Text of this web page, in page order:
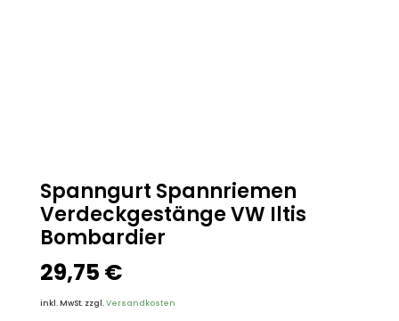
Spanngurt Spannriemen
Verdeckgestänge VW Iltis
Bombardier
29,75 €
inkl. MwSt. zzgl.Versandkosten